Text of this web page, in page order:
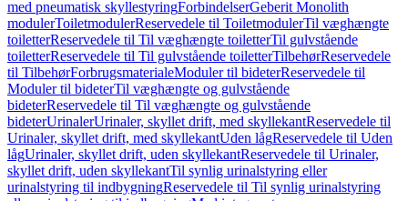
med pneumatisk skyllestyringForbindelserGeberit Monolith
modulerToiletmodulerReservedele til ToiletmodulerTil væghængte
toiletterReservedele til Til væghængte toiletterTil gulvstående
toiletterReservedele til Til gulvstående toiletterTilbehørReservedele
til TilbehørForbrugsmaterialeModuler til bideterReservedele til
Moduler til bideterTil væghængte og gulvstående
bideterReservedele til Til væghængte og gulvstående
bideterUrinalerUrinaler, skyllet drift, med skyllekantReservedele til
Urinaler, skyllet drift, med skyllekantUden lågReservedele til Uden
lågUrinaler, skyllet drift, uden skyllekantReservedele til Urinaler,
skyllet drift, uden skyllekantTil synlig urinalstyring eller
urinalstyring til indbygningReservedele til Til synlig urinalstyring